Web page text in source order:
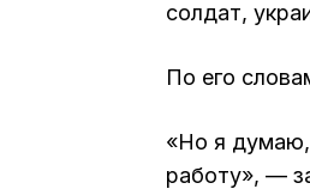
солдат,
По его
«Но я думаю,
работу», —